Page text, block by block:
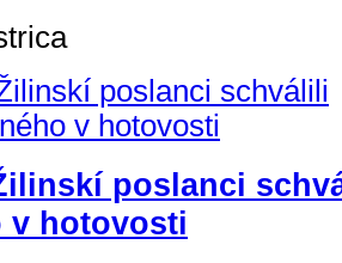
poslanci
v hotovosti